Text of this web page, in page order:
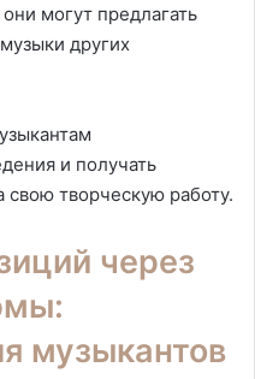
могут предлагать
музыки других
и получать
свою творческую работу.
через
музыкантов